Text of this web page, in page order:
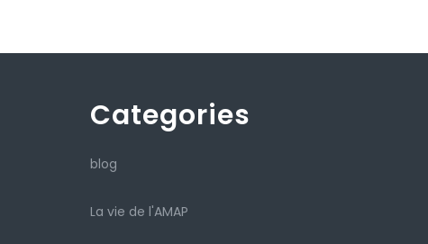
Categories
blog
La vie de l'AMAP